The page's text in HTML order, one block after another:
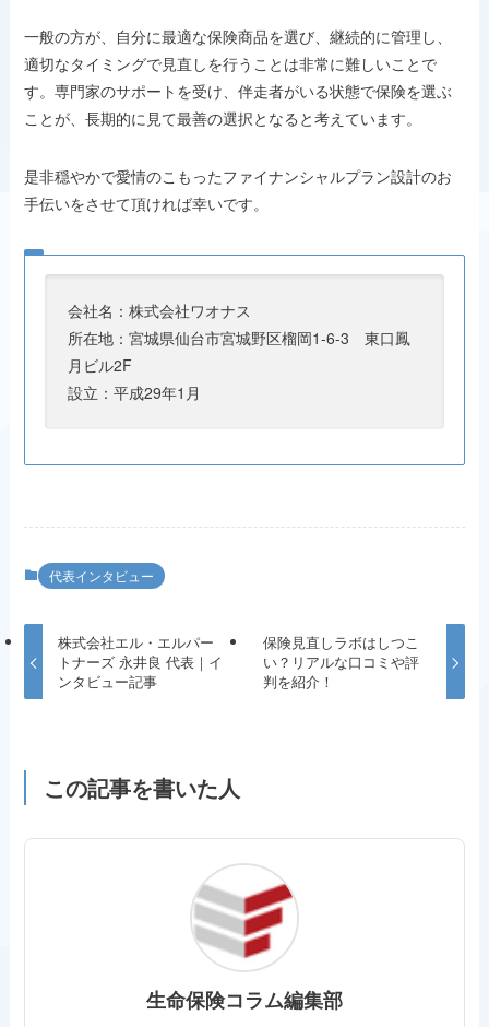
一般の方が、自分に最適な保険商品を選び、継続的に管理し、
適切なタイミングで見直しを行うことは非常に難しいことで
す。専門家のサポートを受け、伴走者がいる状態で保険を選ぶ
ことが、長期的に見て最善の選択となると考えています。
是非穏やかで愛情のこもったファイナンシャルプラン設計のお
手伝いをさせて頂ければ幸いです。
会社名：株式会社ワオナス
所在地：宮城県仙台市宮城野区榴岡1-6-3 東口鳳
月ビル2F
設立：平成29年1月
代表インタビュー
株式会社エル・エルパー
トナーズ 永井良 代表｜イ
ンタビュー記事
保険見直しラボはしつこ
い？リアルな口コミや評
判を紹介！
この記事を書いた人
生命保険コラム編集部